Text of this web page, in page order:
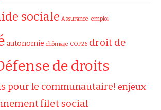
sociale Assurance-emploi
autonomie chômage COP26 droit de
de droits
pour le communautaire! enjeux
filet social